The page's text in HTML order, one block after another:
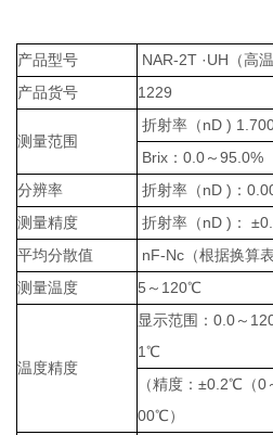
产品型号 NAR-2T ·UH （高
产品货号
1229
测量范围
折射率（nD )
Brix ：0.0～95.0%
分辨率
折射率（nD ) ：
测量精度
折射率（nD ) ： ±
平均分散值
nF-Nc （根据换算
测量温度
5 ～ 120℃
温度精度
显示范围：0.0～
1
（精度：±0.2℃（0
00℃）